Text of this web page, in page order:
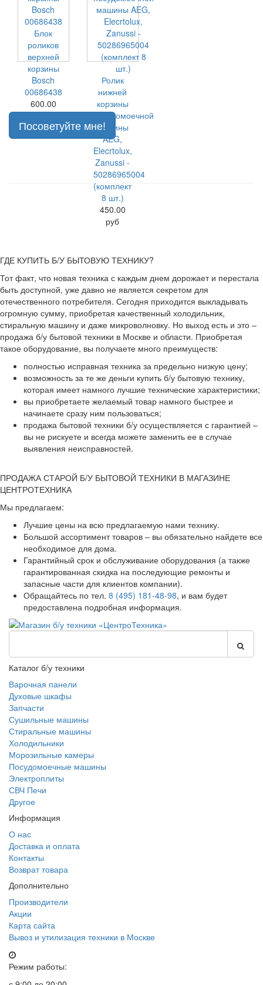
Блок
роликов
верхней
корзины
Bosch
00686438
600.00
руб
Ролик
нижней
корзины
посудомоечной
машины
AEG,
Elecrtolux,
Zanussi -
50286965004
(комплект
8 шт.)
450.00
руб
Посоветуйте мне!
ГДЕ КУПИТЬ Б/У БЫТОВУЮ ТЕХНИКУ?
Тот факт, что новая техника с каждым днем дорожает и перестала
быть доступной, уже давно не является секретом для
отечественного потребителя. Сегодня приходится выкладывать
огромную сумму, приобретая качественный холодильник,
стиральную машину и даже микроволновку. Но выход есть и это –
продажа б/у бытовой техники в Москве и области. Приобретая
такое оборудование, вы получаете много преимуществ:
полностью исправная техника за предельно низкую цену;
возможность за те же деньги купить б/у бытовую технику,
которая имеет намного лучшие технические характеристики;
вы приобретаете желаемый товар намного быстрее и
начинаете сразу ним пользоваться;
продажа бытовой техники б/у осуществляется с гарантией –
вы не рискуете и всегда можете заменить ее в случае
выявления неисправностей.
ПРОДАЖА СТАРОЙ Б/У БЫТОВОЙ ТЕХНИКИ В МАГАЗИНЕ
ЦЕНТРОТЕХНИКА
Мы предлагаем:
Лучшие цены на всю предлагаемую нами технику.
Большой ассортимент товаров – вы обязательно найдете все
необходимое для дома.
Гарантийный срок и обслуживание оборудования (а также
гарантированная скидка на последующие ремонты и
запасные части для клиентов компании).
Обращайтесь по тел. 8 (495) 181-48-98, и вам будет
предоставлена подробная информация.
Каталог б/у техники
Варочная панели
Духовые шкафы
Запчасти
Сушильные машины
Стиральные машины
Холодильники
Морозильные камеры
Посудомоечные машины
Электроплиты
СВЧ Печи
Другое
Информация
О нас
Доставка и оплата
Контакты
Возврат товара
Дополнительно
Производители
Акции
Карта сайта
Вывоз и утилизация техники в Москве
Режим работы: